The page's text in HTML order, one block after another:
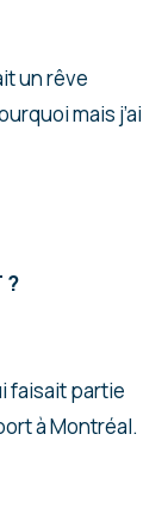
un rêve
mais j’ai
?
faisait partie
à Montréal.